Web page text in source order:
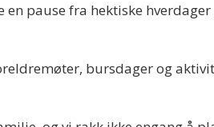
pause fra hektiske
bursdager og